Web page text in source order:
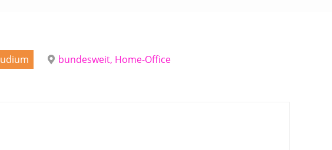
bundesweit, Home-Office